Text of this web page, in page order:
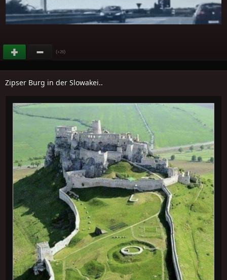
(+26)
Zipser Burg in der Slowakei..